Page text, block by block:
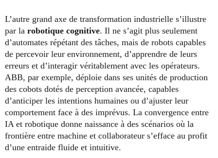
L’autre grand axe de transformation industrielle s’illustre
par la robotique cognitive. Il ne s’agit plus seulement
d’automates répétant des tâches, mais de robots capables
de percevoir leur environnement, d’apprendre de leurs
erreurs et d’interagir véritablement avec les opérateurs.
ABB, par exemple, déploie dans ses unités de production
des cobots dotés de perception avancée, capables
d’anticiper les intentions humaines ou d’ajuster leur
comportement face à des imprévus. La convergence entre
IA et robotique donne naissance à des scénarios où la
frontière entre machine et collaborateur s’efface au profit
d’une entraide fluide et intuitive.